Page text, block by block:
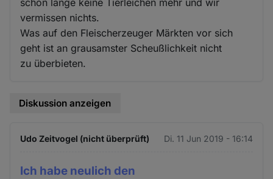
vermissen nichts.
Was auf den Fleischerzeuger Märkten vor sich
geht ist an grausamster Scheußlichkeit nicht
zu überbieten.
Diskussion anzeigen
Udo Zeitvogel (nicht überprüft) Di. 11 Jun 2019 - 16:14
Ich habe neulich den